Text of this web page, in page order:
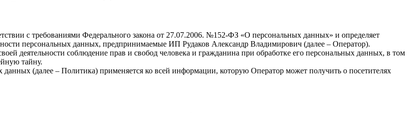
с требованиями Федерального закона от 27.07.2006. №152-ФЗ «О персональных данных» и определяет
персональных данных, предпринимаемые ИП Рудаков Александр Владимирович (далее – Оператор).
деятельности соблюдение прав и свобод человека и гражданина при обработке его персональных данных, в том
тайну.
(далее – Политика) применяется ко всей информации, которую Оператор может получить о посетителях